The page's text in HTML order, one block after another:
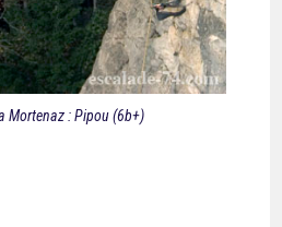
Mortenaz : Pipou (6b+)